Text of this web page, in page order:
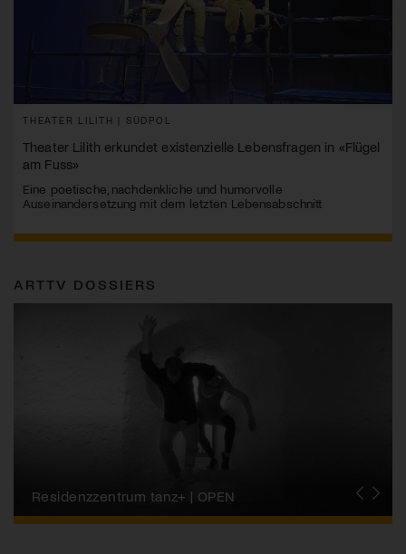
THEATER LILITH | SÜDPOL
Theater Lilith erkundet existenzielle Lebensfragen in «Flügel
am Fuss»
Eine poetische, nachdenkliche und humorvolle
Auseinandersetzung mit dem letzten Lebensabschnitt
ARTTV DOSSIERS
Migros-Kulturprozent | Tanzfestival Steps
Residenzzentrum tanz+ | OPEN
Tanzszene Schweiz